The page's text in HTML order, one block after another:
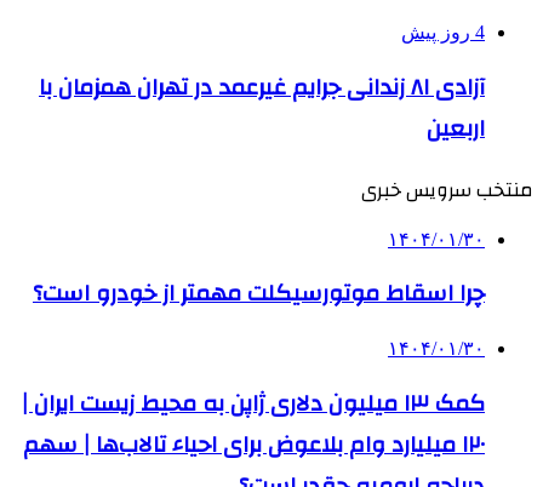
4 روز پیش
آزادی ۸۱ زندانی جرایم غیرعمد در تهران همزمان با
اربعین
منتخب سرویس خبری
۱۴۰۴/۰۱/۳۰
چرا اسقاط موتورسیکلت مهمتر از خودرو است؟
۱۴۰۴/۰۱/۳۰
کمک‌ ۱۳ میلیون دلاری ژاپن به محیط زیست ایران |
۱۲۰ میلیارد وام بلاعوض برای احیاء تالاب‌ها | سهم